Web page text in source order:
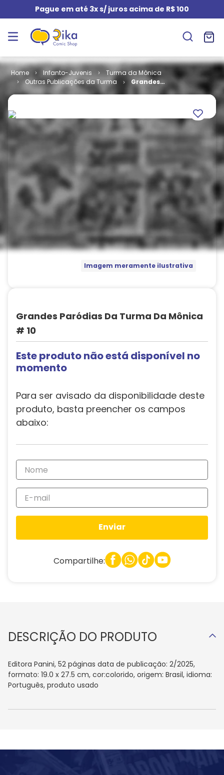
Pague em até 3x s/ juros acima de R$ 100
Infanto-Juvenis
Turma da Mônica
Outras Publicações da Turma
Grandes
Paródias da
Imagem meramente ilustrativa
Grandes Paródias Da Turma Da Mônica
# 10
Este produto não está disponível no
momento
Para ser avisado da disponibilidade deste
produto, basta preencher os campos
abaixo:
Enviar
Compartilhe:
DESCRIÇÃO DO PRODUTO
Editora Panini, 52 páginas data de publicação: 2/2025,
formato: 19.0 x 27.5 cm, cor:colorido, origem: Brasil, idioma:
Português, produto usado